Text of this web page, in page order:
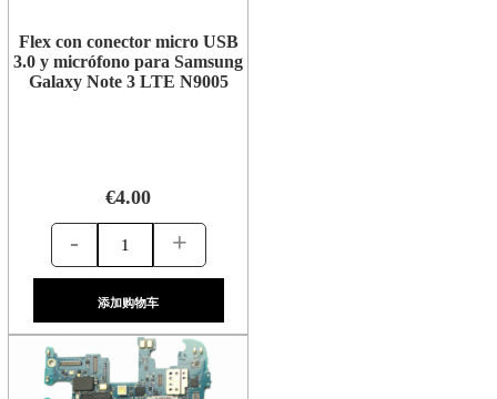
Flex con conector micro USB
3.0 y micrófono para Samsung
Galaxy Note 3 LTE N9005
€4.00
- +
添加购物车